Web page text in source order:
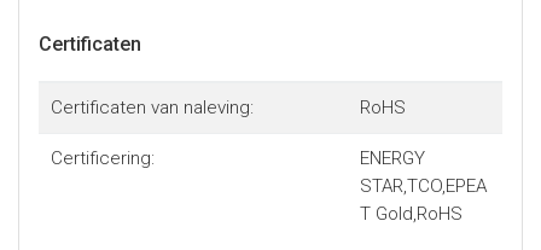
Certificaten
Certificaten van naleving: RoHS
Certificering:
ENERGY
STAR,TCO,EPEA
T Gold,RoHS